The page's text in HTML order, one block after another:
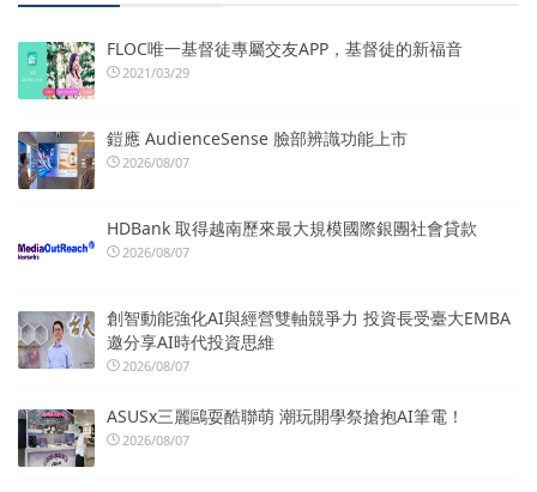
FLOC唯一基督徒專屬交友APP，基督徒的新福音
2021/03/29
鎧應 AudienceSense 臉部辨識功能上市
2026/08/07
HDBank 取得越南歷來最大規模國際銀團社會貸款
2026/08/07
創智動能強化AI與經營雙軸競爭力 投資長受臺大EMBA
邀分享AI時代投資思維
2026/08/07
ASUSx三麗鷗耍酷聯萌 潮玩開學祭搶抱AI筆電！
2026/08/07